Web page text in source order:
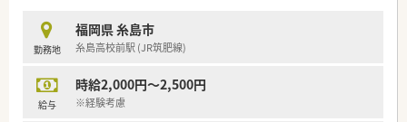
勤務地
福岡県 糸島市
糸島高校前駅 (JR筑肥線)
給与
時給2,000円～2,500円
※経験考慮